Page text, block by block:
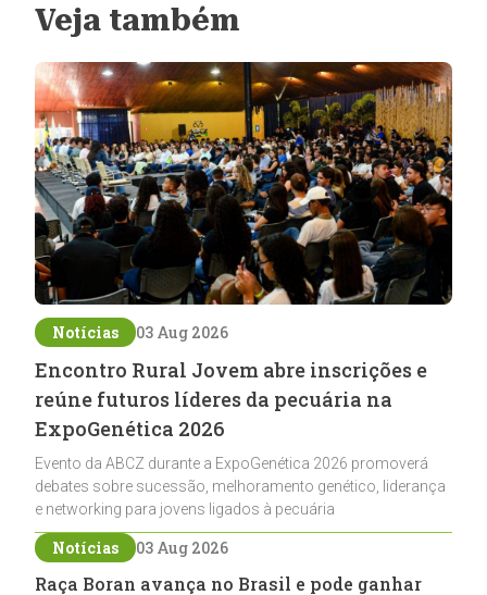
Veja também
Notícias 03 Aug 2026
Encontro Rural Jovem abre inscrições e
reúne futuros líderes da pecuária na
ExpoGenética 2026
Evento da ABCZ durante a ExpoGenética 2026 promoverá
debates sobre sucessão, melhoramento genético, liderança
e networking para jovens ligados à pecuária
Notícias 03 Aug 2026
Raça Boran avança no Brasil e pode ganhar